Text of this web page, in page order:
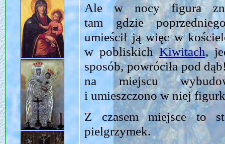
Ale w nocy figura
tam gdzie
umieścił ją więc w
w pobliskichKiwitach,
sposób, powróciła pod
na miejscu
i umieszczono w niej
Z czasem miejsce to
pielgrzymek.